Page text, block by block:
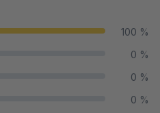
100 %
0 %
0 %
0 %